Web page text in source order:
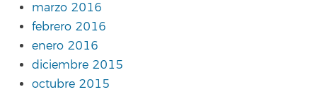
marzo 2016
febrero 2016
enero 2016
diciembre 2015
octubre 2015